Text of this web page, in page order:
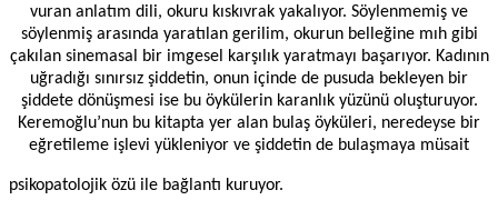
vuran anlatım dili, okuru kıskıvrak yakalıyor. Söylenmemiş ve
söylenmiş arasında yaratılan gerilim, okurun belleğine mıh gibi
çakılan sinemasal bir imgesel karşılık yaratmayı başarıyor. Kadının
uğradığı sınırsız şiddetin, onun içinde de pusuda bekleyen bir
şiddete dönüşmesi ise bu öykülerin karanlık yüzünü oluşturuyor.
Keremoğlu’nun bu kitapta yer alan bulaş öyküleri, neredeyse bir
eğretileme işlevi yükleniyor ve şiddetin de bulaşmaya müsait
psikopatolojik özü ile bağlantı kuruyor.